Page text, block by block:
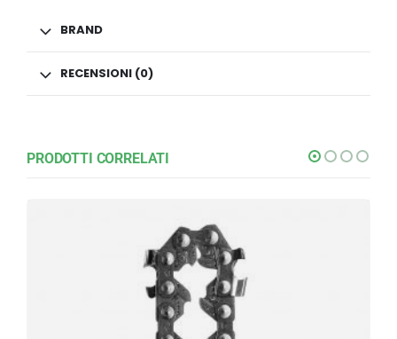
BRAND
RECENSIONI (0)
PRODOTTI CORRELATI